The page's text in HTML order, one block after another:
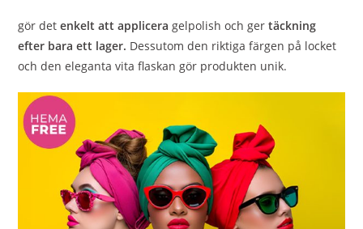
gör detenkelt att applicera gelpolish och gertäckning
efter bara ett lager. Dessutom den riktiga färgen på locket
och den eleganta vita flaskan gör produkten unik.